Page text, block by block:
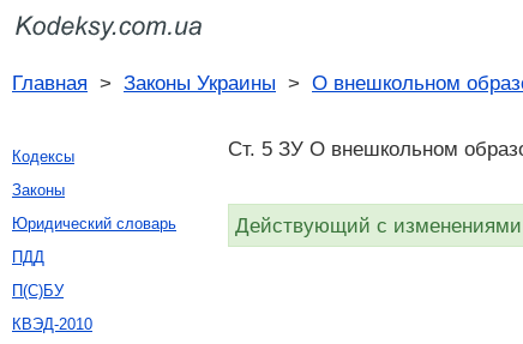
Главная > Законы Украины > О внешкольном
Ст. 5 ЗУ О внешкольном
Действующий с
Кодексы
Законы
Юридический словарь
ПДД
П(С)БУ
КВЭД-2010